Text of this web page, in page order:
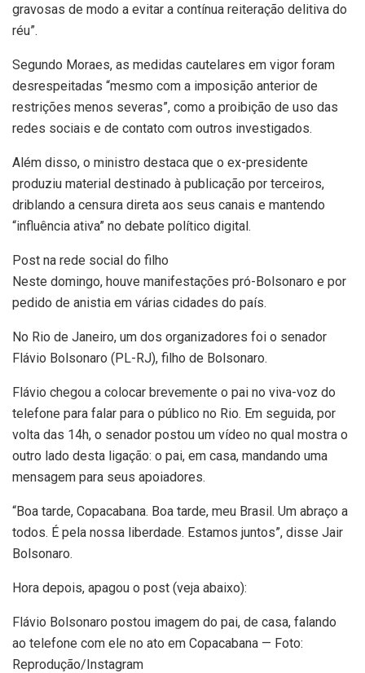
gravosas de modo a evitar a contínua reiteração delitiva do
réu”.
Segundo Moraes, as medidas cautelares em vigor foram
desrespeitadas “mesmo com a imposição anterior de
restrições menos severas”, como a proibição de uso das
redes sociais e de contato com outros investigados.
Além disso, o ministro destaca que o ex-presidente
produziu material destinado à publicação por terceiros,
driblando a censura direta aos seus canais e mantendo
“influência ativa” no debate político digital.
Post na rede social do filho
Neste domingo, houve manifestações pró-Bolsonaro e por
pedido de anistia em várias cidades do país.
No Rio de Janeiro, um dos organizadores foi o senador
Flávio Bolsonaro (PL-RJ), filho de Bolsonaro.
Flávio chegou a colocar brevemente o pai no viva-voz do
telefone para falar para o público no Rio. Em seguida, por
volta das 14h, o senador postou um vídeo no qual mostra o
outro lado desta ligação: o pai, em casa, mandando uma
mensagem para seus apoiadores.
“Boa tarde, Copacabana. Boa tarde, meu Brasil. Um abraço a
todos. É pela nossa liberdade. Estamos juntos”, disse Jair
Bolsonaro.
Hora depois, apagou o post (veja abaixo):
Flávio Bolsonaro postou imagem do pai, de casa, falando
ao telefone com ele no ato em Copacabana — Foto:
Reprodução/Instagram